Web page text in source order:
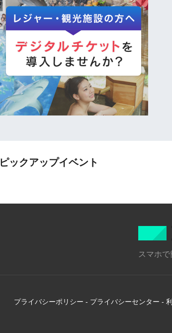
ピックアップイベント
スマホ
プライバシーポリシー - プライバシーセンター -